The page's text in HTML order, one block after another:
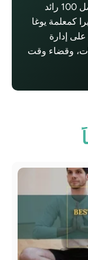
تايمز جايد" و"أو إم تايمز". نالت جائزة أفضل 100 رائد
تعمل ميرا كمعلمة يوغا
إدارة
وقضاء وقت